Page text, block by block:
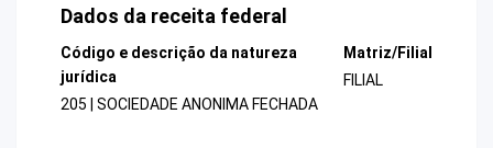
Dados da receita federal
Código e descrição da natureza
jurídica
205 | SOCIEDADE ANONIMA FECHADA
Matriz/Filial
FILIAL